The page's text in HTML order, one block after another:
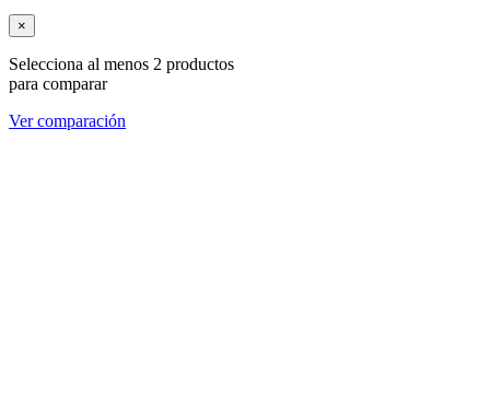
×
Selecciona al menos 2 productos
para comparar
Ver comparación